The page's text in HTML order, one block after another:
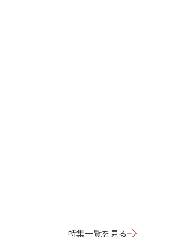
特集一覧を見る